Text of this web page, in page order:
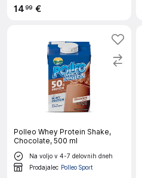
1499 €
Polleo Whey Protein Shake,
Chocolate, 500 ml
Na voljo v 4-7 delovnih dneh
Prodajalec Polleo Sport